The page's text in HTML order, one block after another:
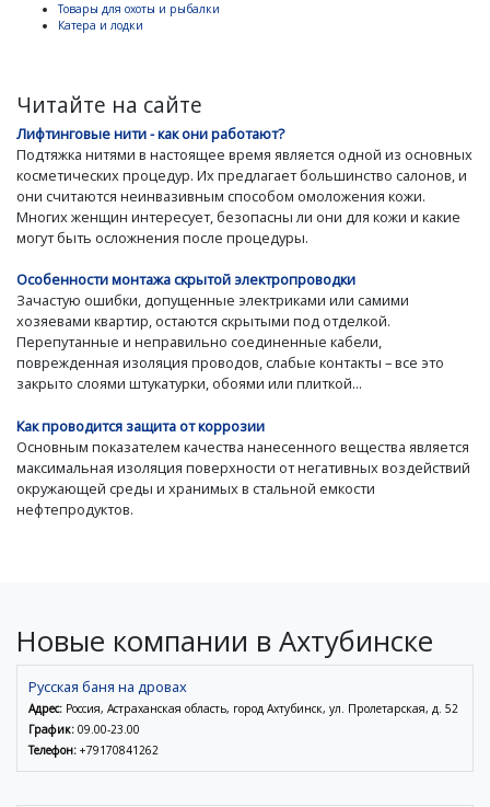
Товары для охоты и рыбалки
Катера и лодки
Читайте на сайте
Лифтинговые нити - как они работают?
Подтяжка нитями в настоящее время является одной из основных
косметических процедур. Их предлагает большинство салонов, и
они считаются неинвазивным способом омоложения кожи.
Многих женщин интересует, безопасны ли они для кожи и какие
могут быть осложнения после процедуры.
Особенности монтажа скрытой электропроводки
Зачастую ошибки, допущенные электриками или самими
хозяевами квартир, остаются скрытыми под отделкой.
Перепутанные и неправильно соединенные кабели,
поврежденная изоляция проводов, слабые контакты – все это
закрыто слоями штукатурки, обоями или плиткой...
Как проводится защита от коррозии
Основным показателем качества нанесенного вещества является
максимальная изоляция поверхности от негативных воздействий
окружающей среды и хранимых в стальной емкости
нефтепродуктов.
Новые компании в Ахтубинске
Русская баня на дровах
Адрес: Россия, Астраханская область, город Ахтубинск, ул. Пролетарская, д. 52
График: 09.00-23.00
Телефон: +79170841262